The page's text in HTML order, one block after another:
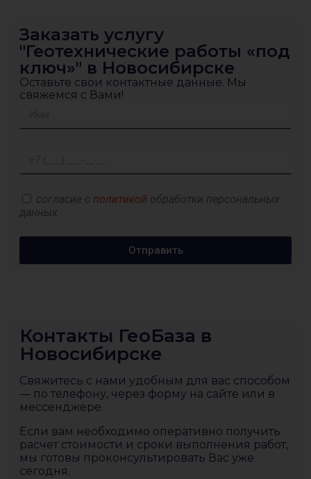
Заказать услугу
"Геотехнические работы «под
ключ»" в Новосибирске
Оставьте свои контактные данные. Мы
свяжемся с Вами!
согласие с политикой обработки персональных
данных
Отправить
Контакты ГеоБаза в
Новосибирске
Свяжитесь с нами удобным для вас способом
— по телефону, через форму на сайте или в
мессенджере.
Если вам необходимо оперативно получить
расчет стоимости и сроки выполнения работ,
мы готовы проконсультировать Вас уже
сегодня.